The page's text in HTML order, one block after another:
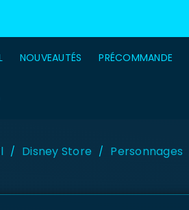
NOUVEAUTÉS PRÉCOMMANDE
/ Disney Store / Personnages